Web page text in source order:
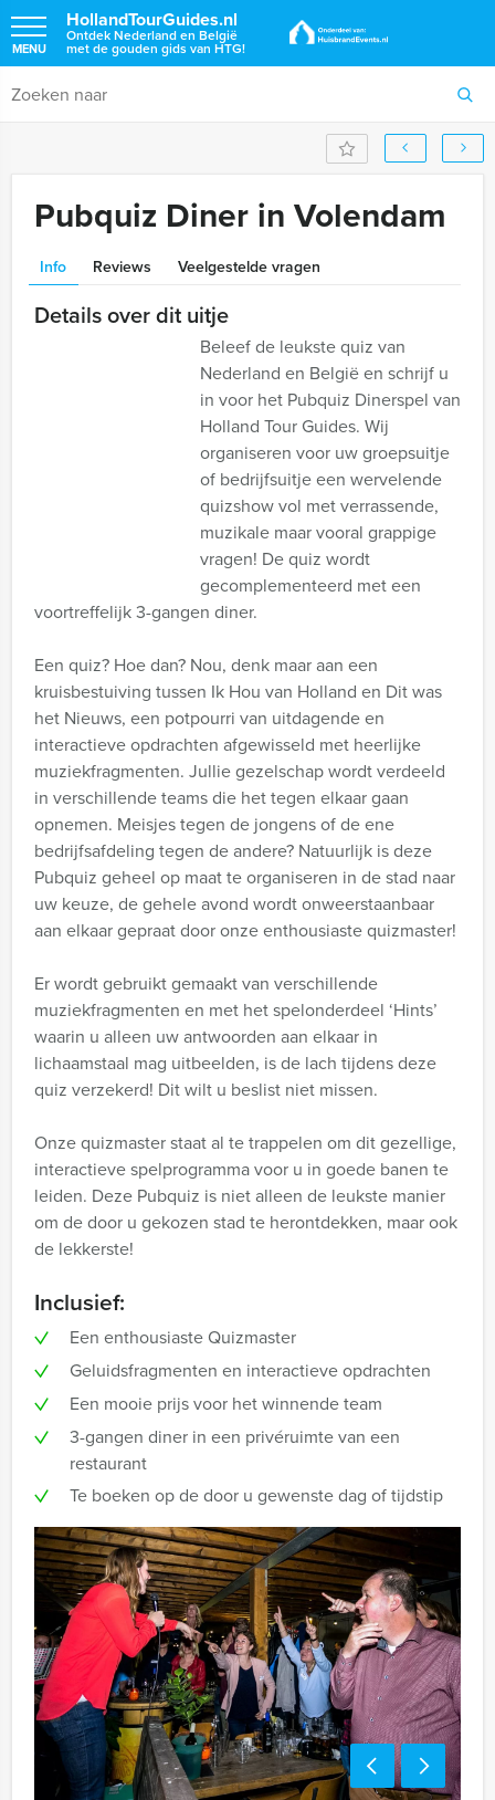
HollandTourGuides.nl
Ontdek Nederland en België
met de gouden gids van HTG!
MENU
Pubquiz Diner in Volendam
Info Reviews Veelgestelde vragen
Details over dit uitje
Beleef de leukste quiz van
Nederland en België en schrijf u
in voor het Pubquiz Dinerspel van
Holland Tour Guides. Wij
organiseren voor uw groepsuitje
of bedrijfsuitje een wervelende
quizshow vol met verrassende,
muzikale maar vooral grappige
vragen! De quiz wordt
gecomplementeerd met een
voortreffelijk 3-gangen diner.
Een quiz? Hoe dan? Nou, denk maar aan een
kruisbestuiving tussen Ik Hou van Holland en Dit was
het Nieuws, een potpourri van uitdagende en
interactieve opdrachten afgewisseld met heerlijke
muziekfragmenten. Jullie gezelschap wordt verdeeld
in verschillende teams die het tegen elkaar gaan
opnemen. Meisjes tegen de jongens of de ene
bedrijfsafdeling tegen de andere? Natuurlijk is deze
Pubquiz geheel op maat te organiseren in de stad naar
uw keuze, de gehele avond wordt onweerstaanbaar
aan elkaar gepraat door onze enthousiaste quizmaster!
Er wordt gebruikt gemaakt van verschillende
muziekfragmenten en met het spelonderdeel ‘Hints’
waarin u alleen uw antwoorden aan elkaar in
lichaamstaal mag uitbeelden, is de lach tijdens deze
quiz verzekerd! Dit wilt u beslist niet missen.
Onze quizmaster staat al te trappelen om dit gezellige,
interactieve spelprogramma voor u in goede banen te
leiden. Deze Pubquiz is niet alleen de leukste manier
om de door u gekozen stad te herontdekken, maar ook
de lekkerste!
Inclusief:
Een enthousiaste Quizmaster
Geluidsfragmenten en interactieve opdrachten
Een mooie prijs voor het winnende team
3-gangen diner in een privéruimte van een
restaurant
Te boeken op de door u gewenste dag of tijdstip